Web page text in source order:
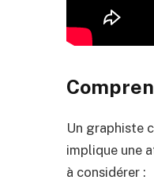
Un graphiste
implique une
à considérer :